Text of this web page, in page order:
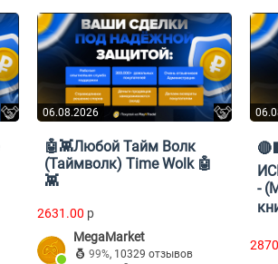
06.08.2026
🤖👾Любой Тайм Волк
(Таймволк) Time Wolk 🤖
👾
2631.00 p
MegaMarket
99%, 10329 отзывов
-